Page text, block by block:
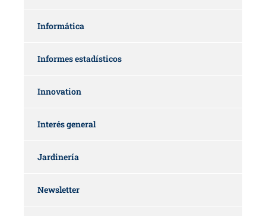
Informática
Informes estadísticos
Innovation
Interés general
Jardinería
Newsletter